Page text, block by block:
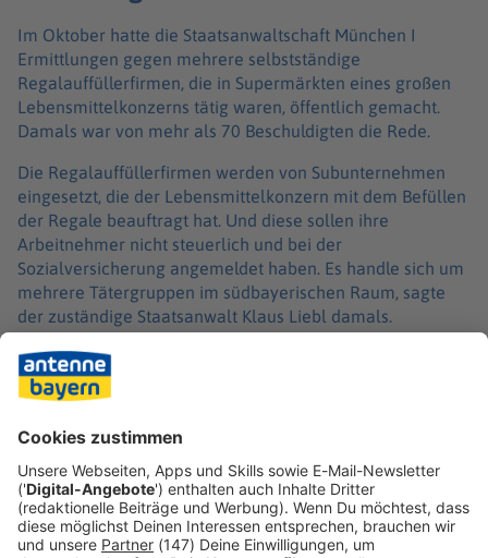
Im Oktober hatte die Staatsanwaltschaft München I
Ermittlungen gegen mehrere selbstständige
Regalauffüllerfirmen, die in Supermärkten eines großen
Lebensmittelkonzerns tätig waren, öffentlich gemacht.
Damals war von mehr als 70 Beschuldigten die Rede.
Die Regalauffüllerfirmen werden von Subunternehmen
eingesetzt, die der Lebensmittelkonzern mit dem Befüllen
der Regale beauftragt hat. Und diese sollen ihre
Arbeitnehmer nicht steuerlich und bei der
Sozialversicherung angemeldet haben. Es handle sich um
mehrere Tätergruppen im südbayerischen Raum, sagte
der zuständige Staatsanwalt Klaus Liebl damals.
Die Regalauffüller selbst, die für ihre Tätigkeit oftmals
nicht den Mindestlohn bekommen hätten, waren den
Angaben zufolge nicht unter den Beschuldigten.
Insgesamt gingen die Ermittler von rund 20 Millionen Euro